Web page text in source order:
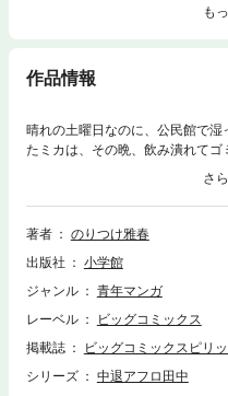
も
作品情報
晴れの土曜日なのに、公民館で
たミカは、その晩、飲み潰れて
通りかかったロボが、親切にも
いて起きたミカは、横で眠るロ
わってロボに気付くや「人と上
著者
のりつけ雅春
出版社
小学館
ジャンル
青年マンガ
レーベル
ビッグコミックス
掲載誌
ビッグコミックスピリ
シリーズ
中退アフロ田中